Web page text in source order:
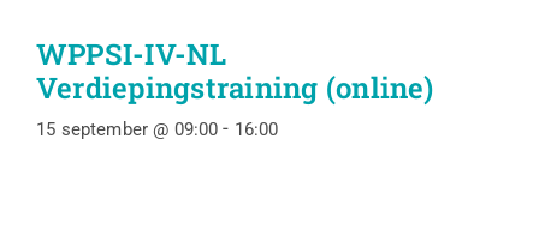
WPPSI-IV-NL
Verdiepingstraining (online)
15 september @ 09:00 - 16:00